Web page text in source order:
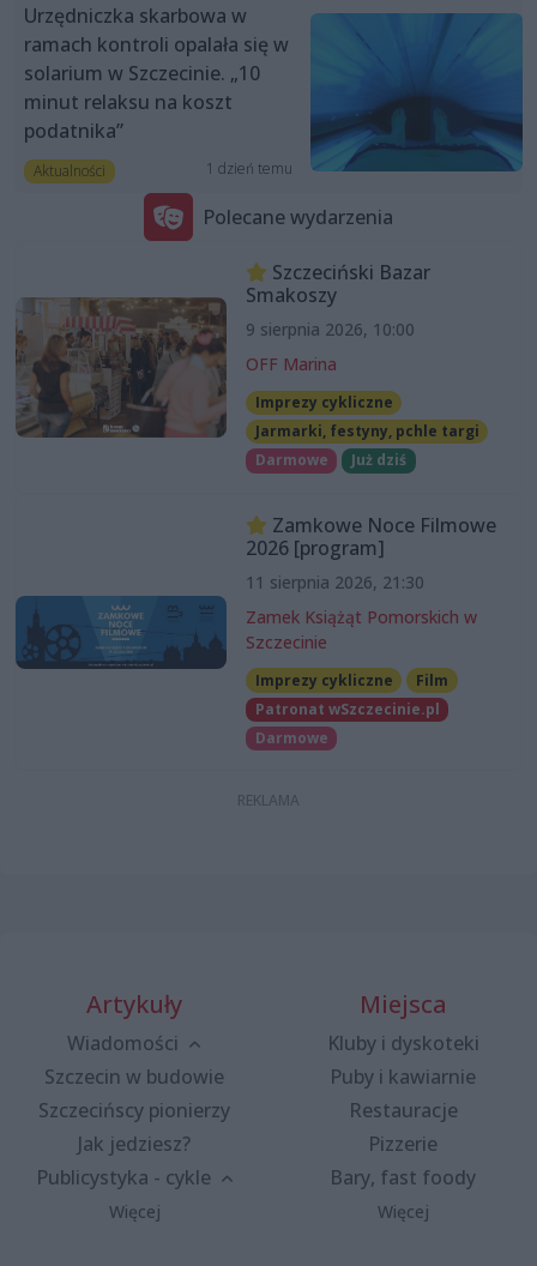
Urzędniczka skarbowa w
ramach kontroli opalała się w
solarium w Szczecinie. „10
minut relaksu na koszt
podatnika”
Aktualności 1 dzień temu
Polecane wydarzenia
Szczeciński Bazar
Smakoszy
9 sierpnia 2026, 10:00
OFF Marina
Imprezy cykliczne
Jarmarki, festyny, pchle targi
Darmowe
Już dziś
Zamkowe Noce Filmowe
2026 [program]
11 sierpnia 2026, 21:30
Zamek Książąt Pomorskich w
Szczecinie
Imprezy cykliczne
Film
Patronat wSzczecinie.pl
Darmowe
Artykuły
Wiadomości
Szczecin w budowie
Szczecińscy pionierzy
Jak jedziesz?
Publicystyka - cykle
Więcej
Miejsca
Kluby i dyskoteki
Puby i kawiarnie
Restauracje
Pizzerie
Bary, fast foody
Więcej